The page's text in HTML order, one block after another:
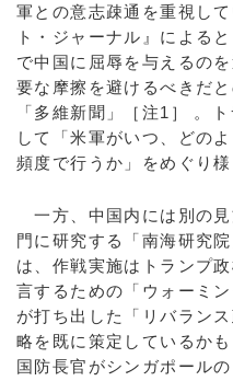
軍との意志疎通を重視し
ト・ジャーナル』による
で中国に屈辱を与えるの
要な摩擦を避けるべきだ
「多維新聞」［注1］ 。
して「米軍がいつ、どの
頻度で行うか」をめぐり
一方、中国内には別の
門に研究する「南海研究
は、作戦実施はトランプ
言するための「ウォーミ
が打ち出した「リバラン
略を既に策定しているか
国防長官がシンガポール